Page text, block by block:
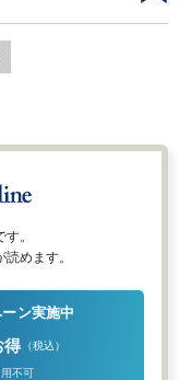
。
めます。
ン実施中
得 （税込）
不可